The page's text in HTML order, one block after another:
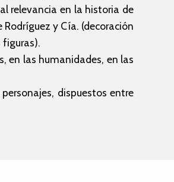
relevancia en la historia de
y Cía. (decoración
figuras).
en las humanidades, en las
dispuestos entre